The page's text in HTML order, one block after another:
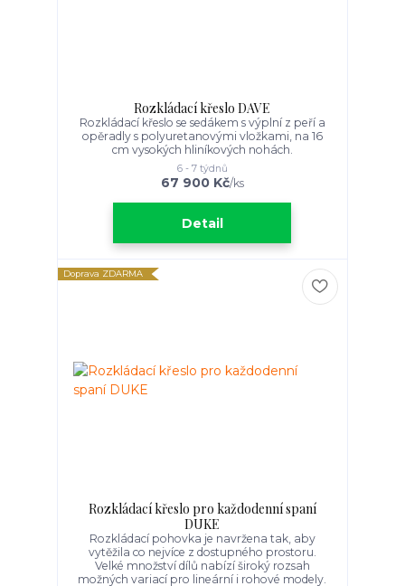
Rozkládací křeslo DAVE
Rozkládací křeslo se sedákem s výplní z peří a
opěradly s polyuretanovými vložkami, na 16
cm vysokých hliníkových nohách.
67 900 Kč/ks
6 - 7 týdnů
Detail
Doprava ZDARMA
Rozkládací křeslo pro každodenní spaní
DUKE
Rozkládací pohovka je navržena tak, aby
vytěžila co nejvíce z dostupného prostoru.
Velké množství dílů nabízí široký rozsah
možných variací pro lineární i rohové modely.